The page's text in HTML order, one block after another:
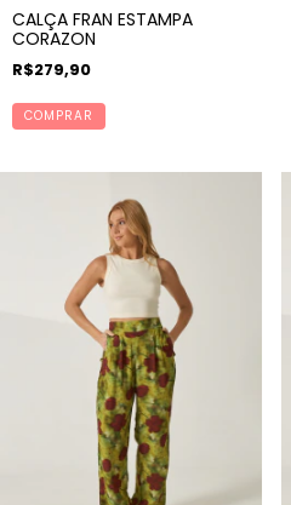
CALÇA FRAN ESTAMPA
CORAZON
R$279,90
COMPRAR